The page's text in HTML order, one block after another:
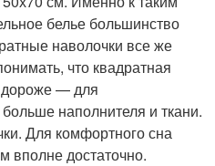
белье большинство
наволочки все же
что квадратная
дороже — для
наполнителя и ткани.
Для комфортного сна
вполне достаточно.